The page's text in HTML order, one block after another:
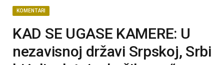
KOMENTARI
KAD SE UGASE KAMERE: U
nezavisnoj državi Srpskoj, Srbi